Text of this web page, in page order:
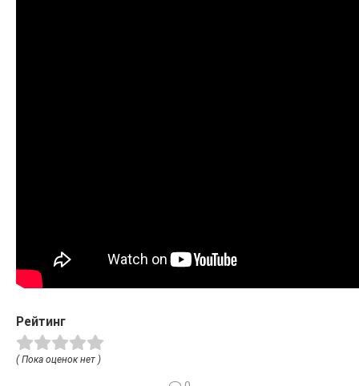
Рейтинг
( Пока оценок нет )